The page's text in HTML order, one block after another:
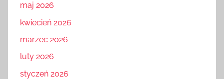
maj 2026
kwiecień 2026
marzec 2026
luty 2026
styczeń 2026